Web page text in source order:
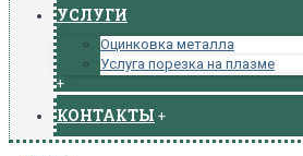
УСЛУГИ
Оцинковка металла
Услуга порезка на плазме
+
КОНТАКТЫ +